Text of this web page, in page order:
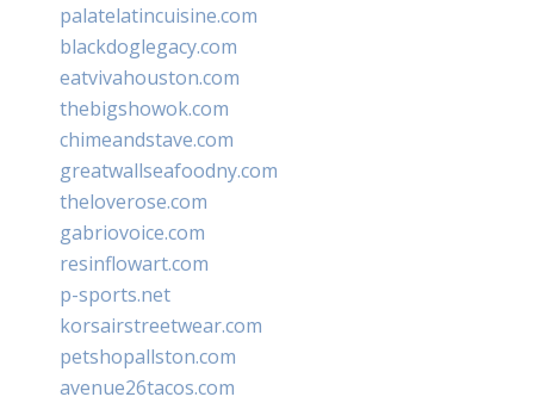
palatelatincuisine.com
blackdoglegacy.com
eatvivahouston.com
thebigshowok.com
chimeandstave.com
greatwallseafoodny.com
theloverose.com
gabriovoice.com
resinflowart.com
p-sports.net
korsairstreetwear.com
petshopallston.com
avenue26tacos.com